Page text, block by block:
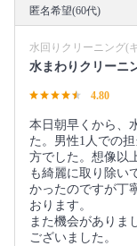
匿名希望(60代)
水回りクリーニング(
水まわりクリーニ
4.80
本日朝早くから、
た。男性1人での
方でした。想像以
も綺麗に取り除い
かったのですが丁
おります。
また機会がありま
ございました。